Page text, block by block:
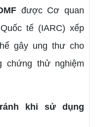
được Cơ quan
tế (IARC) xếp
gây ung thư cho
chứng thử nghiệm
khi sử dụng